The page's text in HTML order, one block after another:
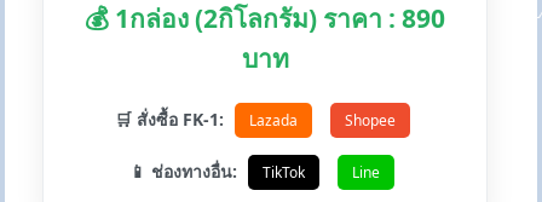
💰 1กล่อง (2กิโลกรัม) ราคา : 890
บาท
🛒 สั่งซื้อ FK-1: Lazada Shopee
📱 ช่องทางอื่น: TikTok Line